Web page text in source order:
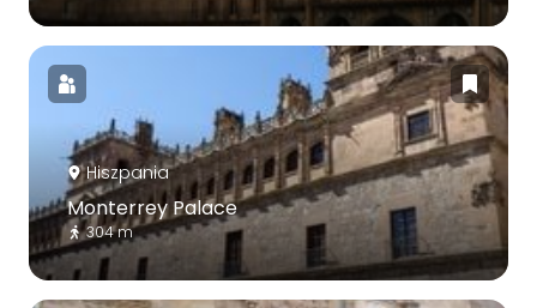
Hiszpania
Monterrey Palace
304 m